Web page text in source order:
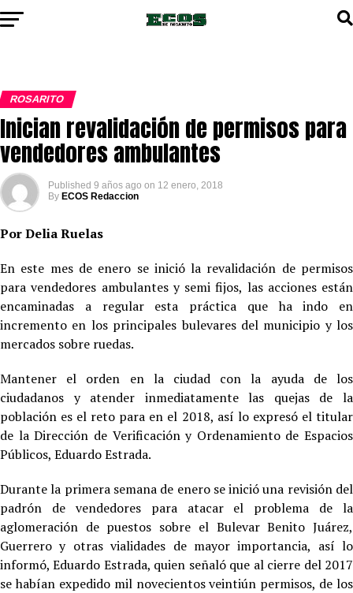
ROSARITO
Inician revalidación de permisos para
vendedores ambulantes
Published 9 años ago on 12 enero, 2018
By ECOS Redaccion
Por Delia Ruelas
En este mes de enero se inició la revalidación de permisos
para vendedores ambulantes y semi fijos, las acciones están
encaminadas a regular esta práctica que ha indo en
incremento en los principales bulevares del municipio y los
mercados sobre ruedas.
Mantener el orden en la ciudad con la ayuda de los
ciudadanos y atender inmediatamente las quejas de la
población es el reto para en el 2018, así lo expresó el titular
de la Dirección de Verificación y Ordenamiento de Espacios
Públicos, Eduardo Estrada.
Durante la primera semana de enero se inició una revisión del
padrón de vendedores para atacar el problema de la
aglomeración de puestos sobre el Bulevar Benito Juárez,
Guerrero y otras vialidades de mayor importancia, así lo
informó, Eduardo Estrada, quien señaló que al cierre del 2017
se habían expedido mil novecientos veintiún permisos, de los